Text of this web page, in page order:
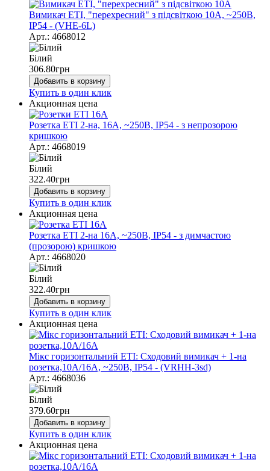
Вимикач ЕТІ, "перехресний" з підсвіткою 10А, ~250В,
IP54 - (VHE-6L)
Арт.: 4668012
Білий
306.80грн
Добавить в корзину
Купить в один клик
Акционная цена
Розетка ЕТІ 2-на, 16А, ~250В, IP54 - з непрозорою
кришкою
Арт.: 4668019
Білий
322.40грн
Добавить в корзину
Купить в один клик
Акционная цена
Розетка ЕТІ 2-на 16А, ~250В, IP54 - з димчастою
(прозорою) кришкою
Арт.: 4668020
Білий
322.40грн
Добавить в корзину
Купить в один клик
Акционная цена
Мікс горизонтальний ЕТІ: Сходовий вимикач + 1-на
розетка,10А/16А, ~250В, IP54 - (VRHH-3sd)
Арт.: 4668036
Білий
379.60грн
Добавить в корзину
Купить в один клик
Акционная цена